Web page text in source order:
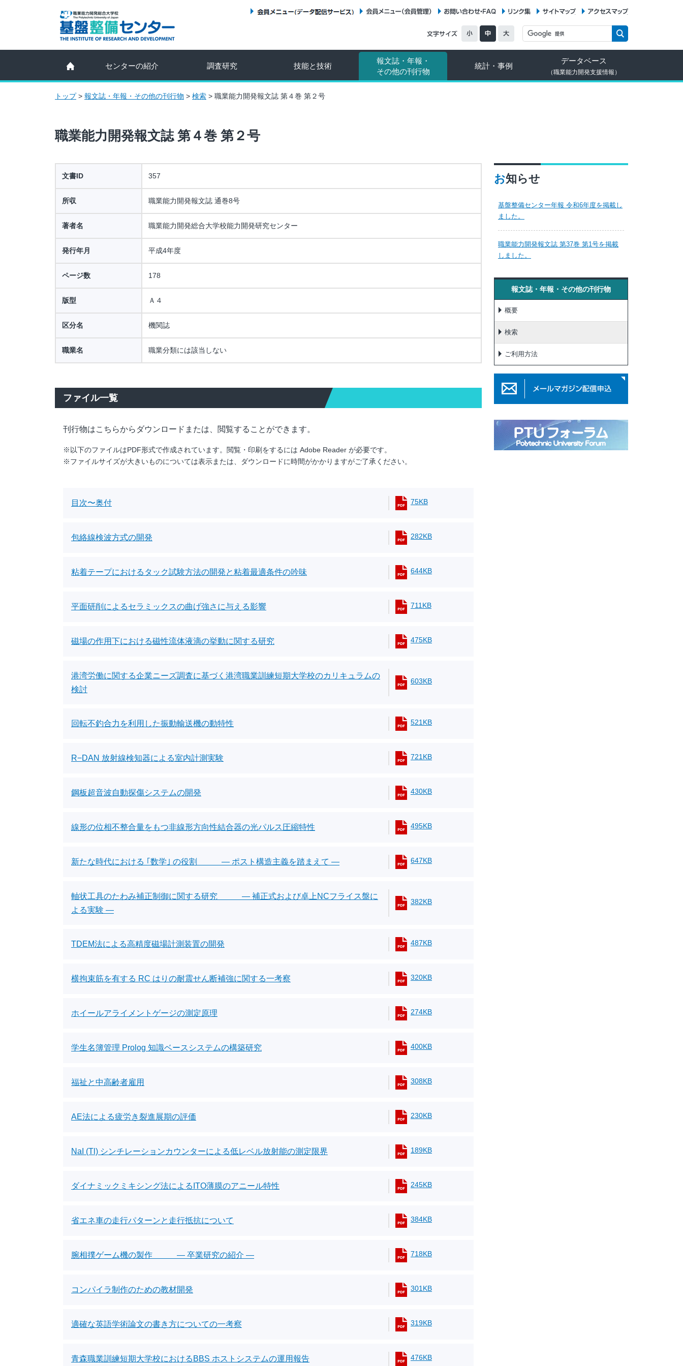
センターの紹介 調査研究 技能と技術
報文誌・年報・
その他の刊行物
統計・事例
データベース
（職業能力開発支援情報）
トップ> 報文誌・年報・その他の刊行物 > 検索 > 職業能力開発報文誌 第４巻 第２号
職業能力開発報文誌 第４巻 第２号
文書ID 357
所収 職業能力開発報文誌 通巻8号
著者名 職業能力開発総合大学校能力開発研究センター
発行年月 平成4年度
ページ数 178
版型 Ａ４
区分名 機関誌
職業名 職業分類には該当しない
ファイル一覧
刊行物はこちらからダウンロードまたは、閲覧することができます。
※以下のファイルはPDF形式で作成されています。閲覧・印刷をするには Adobe Reader が必要です。
※ファイルサイズが大きいものについては表示または、ダウンロードに時間がかかりますがご了承ください。
目次〜奥付 75KB
包絡線検波方式の開発 282KB
粘着テープにおけるタック試験方法の開発と粘着最適条件の吟味 644KB
平面研削によるセラミックスの曲げ強さに与える影響 711KB
磁場の作用下における磁性流体液滴の挙動に関する研究 475KB
港湾労働に関する企業ニーズ調査に基づく港湾職業訓練短期大学校のカリキュラムの
検討
603KB
回転不釣合力を利用した振動輸送機の動特性 521KB
R−DAN 放射線検知器による室内計測実験 721KB
鋼板超音波自動探傷システムの開発 430KB
線形の位相不整合量をもつ非線形方向性結合器の光パルス圧縮特性 495KB
新たな時代における ｢数学｣ の役割 ― ポスト構造主義を踏まえて ― 647KB
軸状工具のたわみ補正制御に関する研究 ― 補正式および卓上NCフライス盤に
よる実験 ―
382KB
TDEM法による高精度磁場計測装置の開発 487KB
横拘束筋を有する RC はりの耐震せん断補強に関する一考察 320KB
ホイールアライメントゲージの測定原理 274KB
学生名簿管理 Prolog 知識ベースシステムの構築研究 400KB
福祉と中高齢者雇用 308KB
AE法による疲労き裂進展期の評価 230KB
NaI (Tl) シンチレーションカウンターによる低レベル放射能の測定限界 189KB
ダイナミックミキシング法によるITO薄膜のアニール特性 245KB
省エネ車の走行パターンと走行抵抗について 384KB
腕相撲ゲーム機の製作 ― 卒業研究の紹介 ― 718KB
コンパイラ制作のための教材開発 301KB
適確な英語学術論文の書き方についての一考察 319KB
青森職業訓練短期大学校におけるBBS ホストシステムの運用報告 476KB
お知らせ
基盤整備センター年報 令和6年度を掲載し
ました。
職業能力開発報文誌 第37巻 第1号を掲載
しました。
報文誌・年報・その他の刊行物
概要
検索
ご利用方法